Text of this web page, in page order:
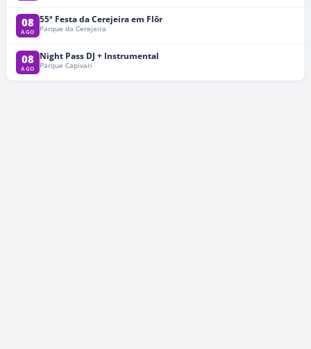
08
AGO
55ª Festa da Cerejeira em Flôr
Parque da Cerejeira
08
AGO
Night Pass DJ + Instrumental
Parque Capivari